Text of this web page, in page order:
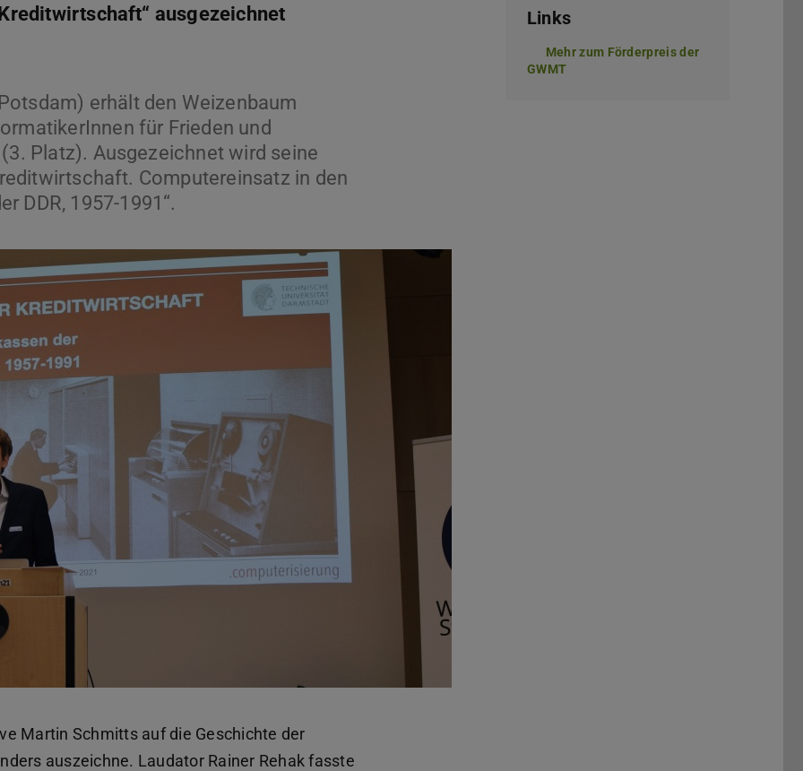
ausgezeichnet
erhält den Weizenbaum
für Frieden und
Platz). Ausgezeichnet wird seine
Computereinsatz in den
DDR, 1957-1991“.
Martin Schmitts auf die Geschichte der
auszeichne. Laudator Rainer Rehak fasste
Links
Mehr zum Förderpreis der
GWMT